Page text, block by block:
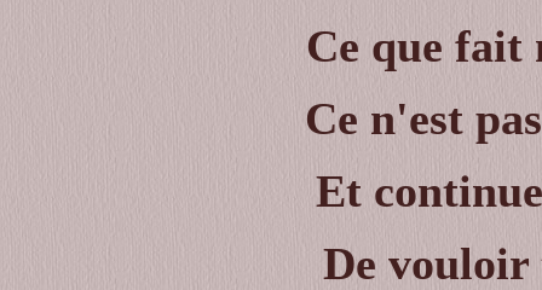
Ce que fait
Ce n'est
Et
De